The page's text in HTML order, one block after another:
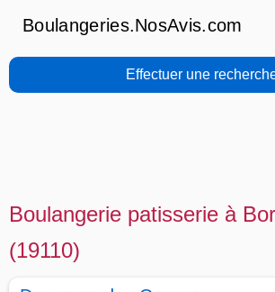
Boulangeries.NosAvis.com
Effectuer une
Boulangerie patisserie à
(19110)